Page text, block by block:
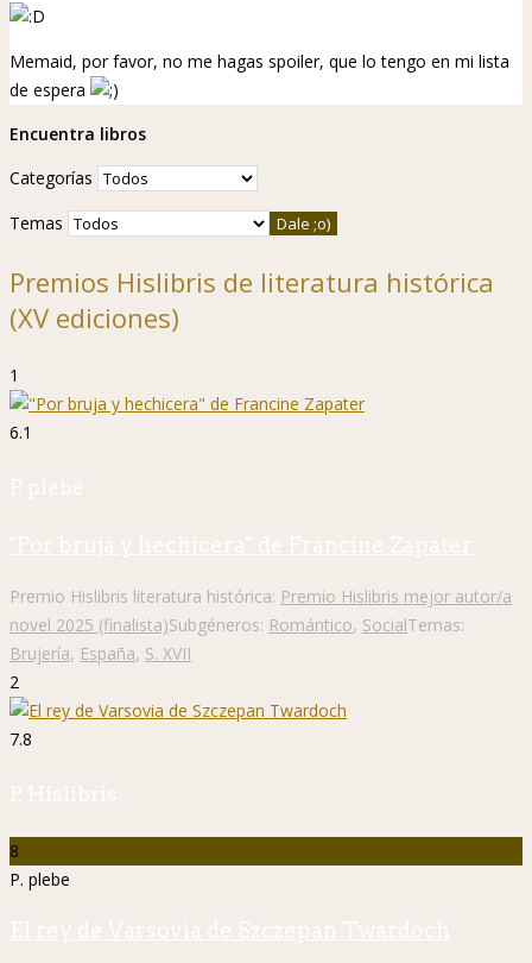
Memaid, por favor, no me hagas spoiler, que lo tengo en mi lista
de espera
Encuentra libros
Categorías
Temas
Premios Hislibris de literatura histórica
(XV ediciones)
1
6.1
P. plebe
"Por bruja y hechicera" de Francine Zapater
Premio Hislibris literatura histórica: Premio Hislibris mejor autor/a
novel 2025 (finalista)Subgéneros: Romántico, SocialTemas:
Brujería, España, S. XVII
2
7.8
P. Hislibris
8
P. plebe
El rey de Varsovia de Szczepan Twardoch